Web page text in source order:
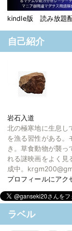
kindle版 読み放題
自己紹介
岩石入道
北の極寒地に生息し
を漁る習性がある。
き。草食動物が襲っ
れる謎映画をよく
成中。
プロフィールにアク
ラベル